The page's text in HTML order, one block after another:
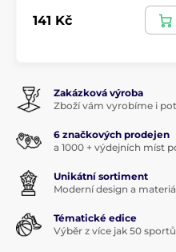
141 Kč
Zakázková výroba
Zboží vám vyrobíme i
6 značkových prodejen
a 1000 + výdejních míst
Unikátní sortiment
Moderní design a
Tématické edice
Výběr z více jak 50